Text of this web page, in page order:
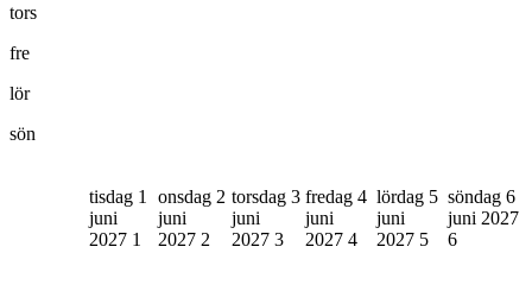
tors
fre
lör
sön
tisdag 1
juni
2027 1
onsdag 2
juni
2027 2
torsdag 3
juni
2027 3
fredag 4
juni
2027 4
lördag 5
juni
2027 5
söndag 6
juni 2027
6